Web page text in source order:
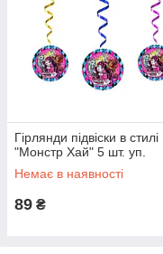
Гірлянди підвіски в стилі
"Монстр Хай" 5 шт. уп.
Немає в наявності
89 ₴